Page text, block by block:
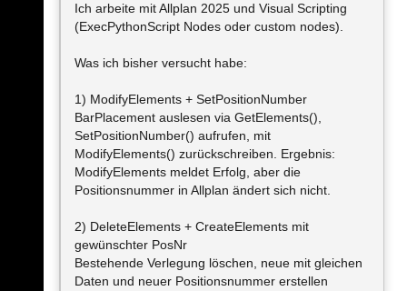
Ich arbeite mit Allplan 2025 und Visual Scripting
(ExecPythonScript Nodes oder custom nodes).
Was ich bisher versucht habe:
1) ModifyElements + SetPositionNumber
BarPlacement auslesen via GetElements(),
SetPositionNumber() aufrufen, mit
ModifyElements() zurückschreiben. Ergebnis:
ModifyElements meldet Erfolg, aber die
Positionsnummer in Allplan ändert sich nicht.
2) DeleteElements + CreateElements mit
gewünschter PosNr
Bestehende Verlegung löschen, neue mit gleichen
Daten und neuer Positionsnummer erstellen